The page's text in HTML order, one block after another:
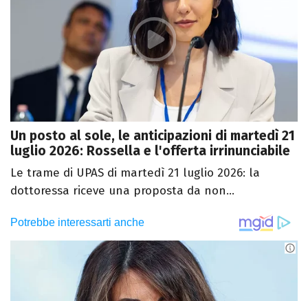
Un posto al sole, le anticipazioni di martedì 21
luglio 2026: Rossella e l'offerta irrinunciabile
Le trame di UPAS di martedì 21 luglio 2026: la
dottoressa riceve una proposta da non...